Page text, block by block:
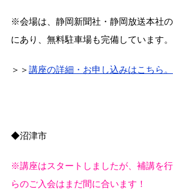
※会場は、静岡新聞社・静岡放送本社
にあり、無料駐車場も完備しています。
＞＞ 講座の詳細・お申し込みはこちら。
◆沼津市
※講座はスタートしましたが、補講を
らのご入会はまだ間に合います！